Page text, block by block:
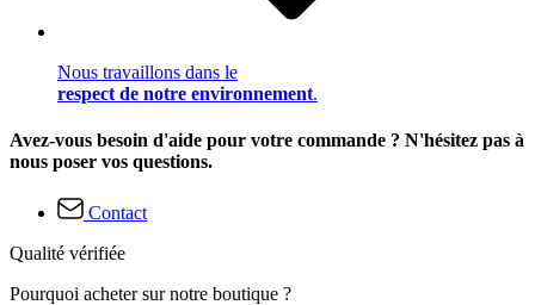
Nous travaillons dans le
respect de notre environnement.
Avez-vous besoin d'aide pour votre commande ? N'hésitez pas à
nous poser vos questions.
Contact
Qualité vérifiée
Pourquoi acheter sur notre boutique ?